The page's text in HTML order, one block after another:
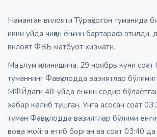
Наманган вилояти Тўрақўрғон туманида
икки уйда чиққан ёнғин бартараф этилди,
вилоят ФВБ матбуот хизмати.
Маълум қилинишича, 29 ноябрь куни
туманнинг Фавқулодда вазиятлар
МФЙдаги 48-уйда ёнғин содир
хабар келиб тушган. Унга асосан соат
туман Фавқулодда вазиятлар бўлими
воқеа жойга етиб борган ва соат 03:40